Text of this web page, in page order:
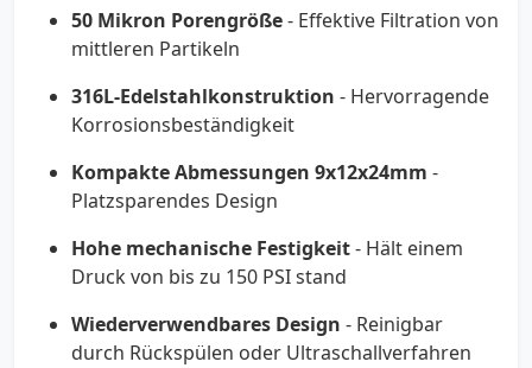
50 Mikron Porengröße- Effektive Filtration von
mittleren Partikeln
316L-Edelstahlkonstruktion - Hervorragende
Korrosionsbeständigkeit
Kompakte Abmessungen 9x12x24mm -
Platzsparendes Design
Hohe mechanische Festigkeit- Hält einem
Druck von bis zu 150 PSI stand
Wiederverwendbares Design - Reinigbar
durch Rückspülen oder Ultraschallverfahren